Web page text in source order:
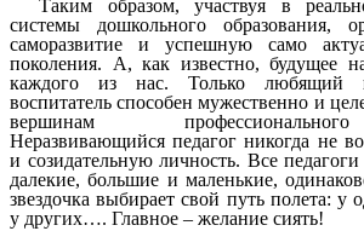
Таким образом, участвуя в
системы дошкольного образования,
саморазвитие и успешную само
поколения. А, как известно, будущее
каждого из нас. Только любящий
воспитатель способен мужественно и
вершинам
Неразвивающийся педагог никогда не
и созидательную личность. Все
далекие, большие и маленькие,
звездочка выбирает свой путь полета:
у других…. Главное – желание сиять!